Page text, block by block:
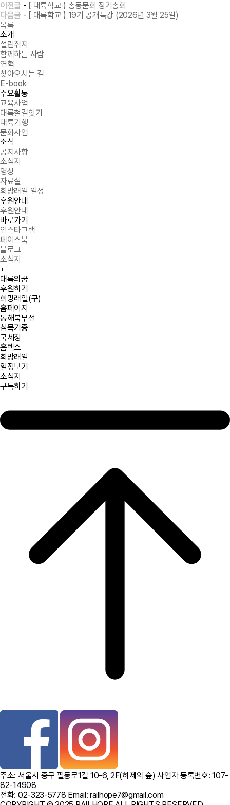
이전글 - 【 대륙학교 】 총동문회 정기총회
다음글 - 【 대륙학교 】 19기 공개특강 (2026년 3월 25일)
목록
소개
설립취지
함께하는 사람
연혁
찾아오시는 길
E-book
주요활동
교육사업
대륙철길잇기
대륙기행
문화사업
소식
공지사항
소식지
영상
자료실
희망래일 일정
후원안내
후원안내
바로가기
인스타그램
페이스북
블로그
소식지
+
Quick menu
대륙의꿈
후원하기
희망래일(구)
홈페이지
동해북부선
침목기증
국세청
홈텍스
희망래일
일정보기
소식지
구독하기
주소: 서울시 중구 필동로1길 10-6, 2F(하제의 숲) 사업자 등록번호: 107-
82-14908
전화: 02-323-5778 Email: railhope7@gmail.com